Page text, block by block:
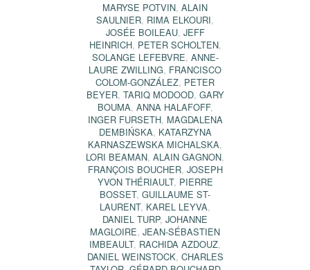
MARYSE POTVIN, ALAIN
SAULNIER, RIMA ELKOURI,
JOSÉE BOILEAU, JEFF
HEINRICH, PETER SCHOLTEN,
SOLANGE LEFEBVRE, ANNE-
LAURE ZWILLING, FRANCISCO
COLOM-GONZÁLEZ, PETER
BEYER, TARIQ MODOOD, GARY
BOUMA, ANNA HALAFOFF,
INGER FURSETH, MAGDALENA
DEMBIŃSKA, KATARZYNA
KARNASZEWSKA MICHALSKA,
LORI BEAMAN, ALAIN GAGNON,
FRANÇOIS BOUCHER, JOSEPH
YVON THÉRIAULT, PIERRE
BOSSET, GUILLAUME ST-
LAURENT, KAREL LEYVA,
DANIEL TURP, JOHANNE
MAGLOIRE, JEAN-SÉBASTIEN
IMBEAULT, RACHIDA AZDOUZ,
DANIEL WEINSTOCK, CHARLES